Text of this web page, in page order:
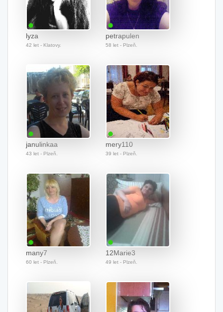
lyza
42 let - Klatovy.
petrapulen
58 let - Plzeň.
janulinkaa
43 let - Plzeň.
mery110
39 let - Plzeň.
many7
60 let - Plzeň.
12Marie3
49 let - Plzeň.